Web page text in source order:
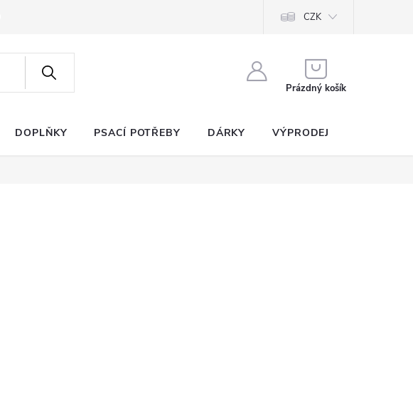
CZK
KOŠÍK
Prázdný košík
DOPLŇKY PSACÍ POTŘEBY DÁRKY VÝPRODEJ